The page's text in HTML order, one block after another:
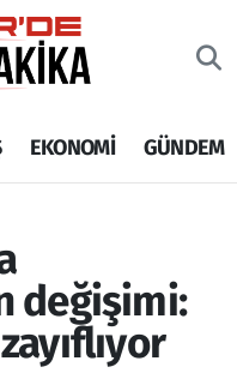
EKONOMİ GÜNDEM
değişimi: